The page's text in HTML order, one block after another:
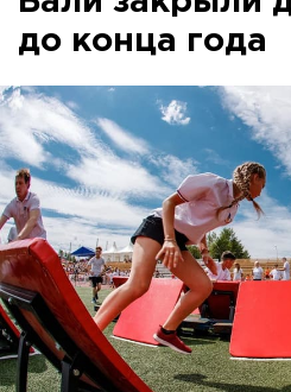
до конца года